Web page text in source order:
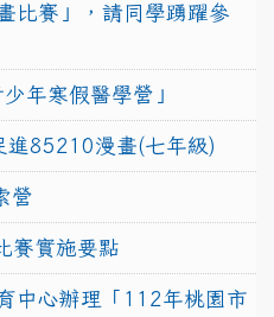
比賽」，請同學踴躍參
年寒假醫學營」
進85210漫畫(七年級)
營
賽實施要點
中心辦理「112年桃園市